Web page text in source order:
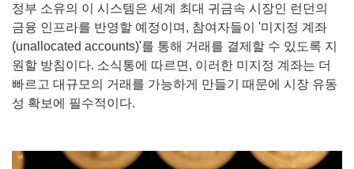
정부 소유의 이 시스템은 세계 최대 귀금속 시장인 런던의
금융 인프라를 반영할 예정이며, 참여자들이 '미지정 계좌
(unallocated accounts)'를 통해 거래를 결제할 수 있도록 지
원할 방침이다. 소식통에 따르면, 이러한 미지정 계좌는 더
빠르고 대규모의 거래를 가능하게 만들기 때문에 시장 유동
성 확보에 필수적이다.